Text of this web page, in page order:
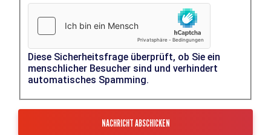
Diese Sicherheitsfrage überprüft, ob Sie ein
menschlicher Besucher sind und verhindert
automatisches Spamming.